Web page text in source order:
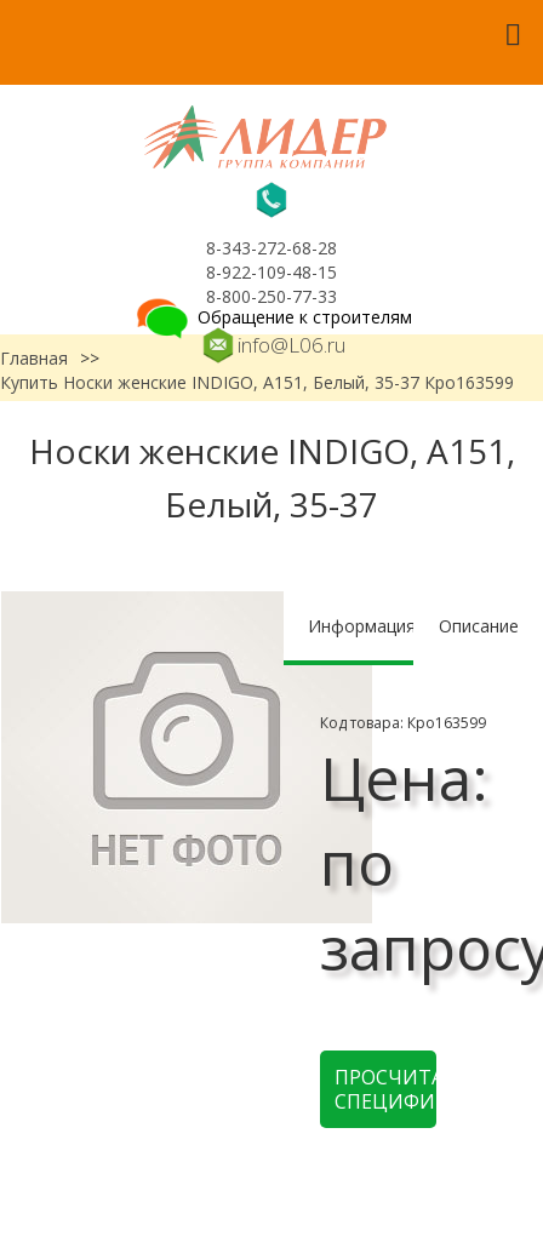
8-343-272-68-28
8-922-109-48-15
8-800-250-77-33
info@L06.ru
Обращение к строителям
Главная
>>
Купить Носки женские INDIGO, А151, Белый, 35-37 Кро163599
Носки женские INDIGO, А151,
Белый, 35-37
Информация Описание
Код товара: Кро163599
Цена:
по
ПРОСЧИТАТЬ
СПЕЦИФИКАЦИЮ